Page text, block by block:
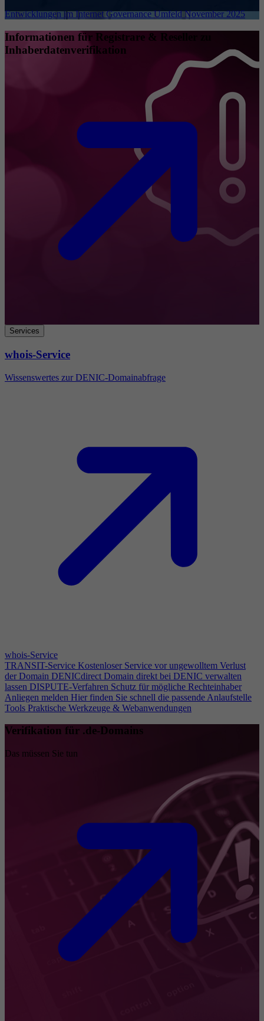
Entwicklungen im Internet Governance Umfeld November 2025
Informationen für Registrare & Reseller zu
Inhaberdatenverifikation
Services
whois-Service
Wissenswertes zur DENIC-Domainabfrage
whois-Service
TRANSIT-Service Kostenloser Service vor ungewolltem Verlust
der Domain DENICdirect Domain direkt bei DENIC verwalten
lassen DISPUTE-Verfahren Schutz für mögliche Rechteinhaber
Anliegen melden Hier finden Sie schnell die passende Anlaufstelle
Tools Praktische Werkzeuge & Webanwendungen
Verifikation für .de-Domains
Das müssen Sie tun